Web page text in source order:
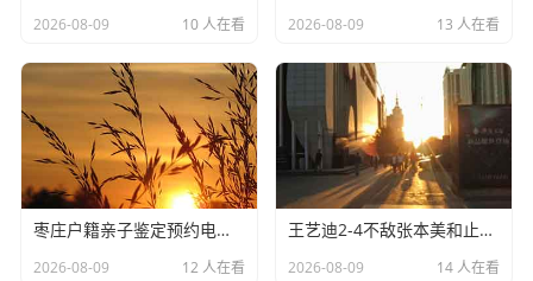
2026-08-09 10 人在看 2026-08-09 13 人在看
枣庄户籍亲子鉴定预约电话(上户口亲子鉴定大概价格)
2026-08-09 12 人在看
王艺迪2-4不敌张本美和止步4强 三次局点被逆转
2026-08-09 14 人在看